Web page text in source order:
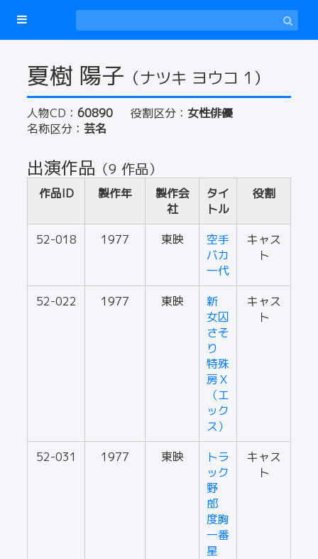
夏樹 陽子 （ナツキ ヨウコ 1）
人物CD： 60890 役割区分： 女性俳優
名称区分： 芸名
出演作品 （9 作品）
作品ID 製作年
製作会
社
タイ
トル
役割
52-018 1977 東映
空手
バカ
一代
キャス
ト
52-022 1977 東映
新
女囚
さそ
り
特殊
房Ｘ
（エ
ック
ス）
キャス
ト
52-031 1977 東映
トラ
ック
野
郎
度胸
一番
星
キャス
ト